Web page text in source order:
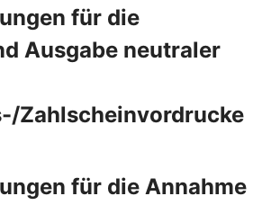
für die
Ausgabe neutraler
Zahlscheinvordrucke
für die Annahme